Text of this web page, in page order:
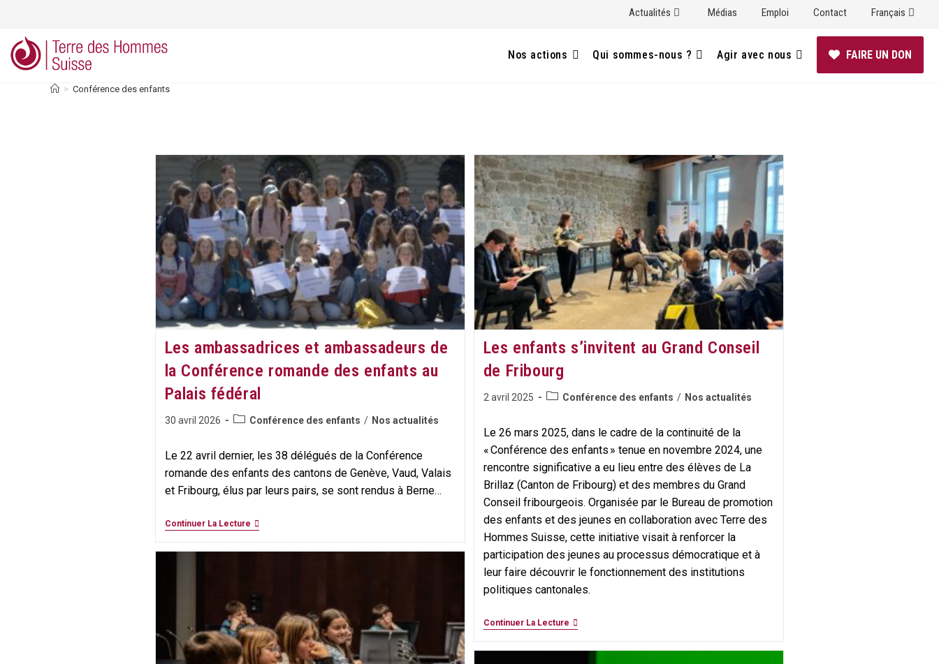
content
Actualités Médias Emploi Contact Français
Nos actions Qui sommes-nous ? Agir avec nous FAIRE UN DON
> Conférence des enfants
Les ambassadrices et ambassadeurs de
la Conférence romande des enfants au
Palais fédéral
Publication
30 avril 2026
PostConférence des enfants / Nos actualités
Le 22 avril dernier, les 38 délégués de la Conférence
romande des enfants des cantons de Genève, Vaud, Valais
et Fribourg, élus par leurs pairs, se sont rendus à Berne…
Continuer La LectureLes
Romande
Des
Enfants
Au
Palais
Fédéral
Les enfants s’invitent au Grand Conseil
de Fribourg
Publication
2 avril 2025
PostConférence des enfants / Nos actualités
Le 26 mars 2025, dans le cadre de la continuité de la
« Conférence des enfants » tenue en novembre 2024, une
rencontre significative a eu lieu entre des élèves de La
Brillaz (Canton de Fribourg) et des membres du Grand
Conseil fribourgeois. Organisée par le Bureau de promotion
des enfants et des jeunes en collaboration avec Terre des
Hommes Suisse, cette initiative visait à renforcer la
participation des jeunes au processus démocratique et à
leur faire découvrir le fonctionnement des institutions
politiques cantonales.​
Continuer La LectureLes